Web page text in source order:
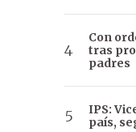
Con
tras
padres
IPS:
país,